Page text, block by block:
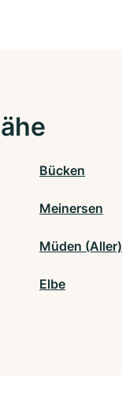
Bücken
Meinersen
Müden (Aller)
Elbe